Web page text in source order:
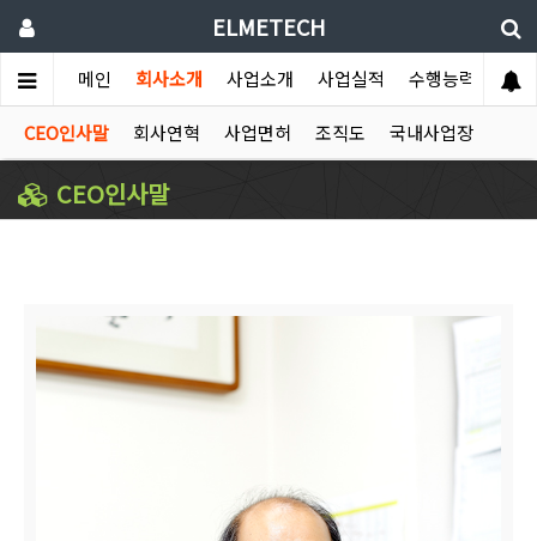
ELMETECH
메인 회사소개 사업소개 사업실적 수행능력 홍
CEO인사말 회사연혁 사업면허 조직도 국내사업장
CEO인사말